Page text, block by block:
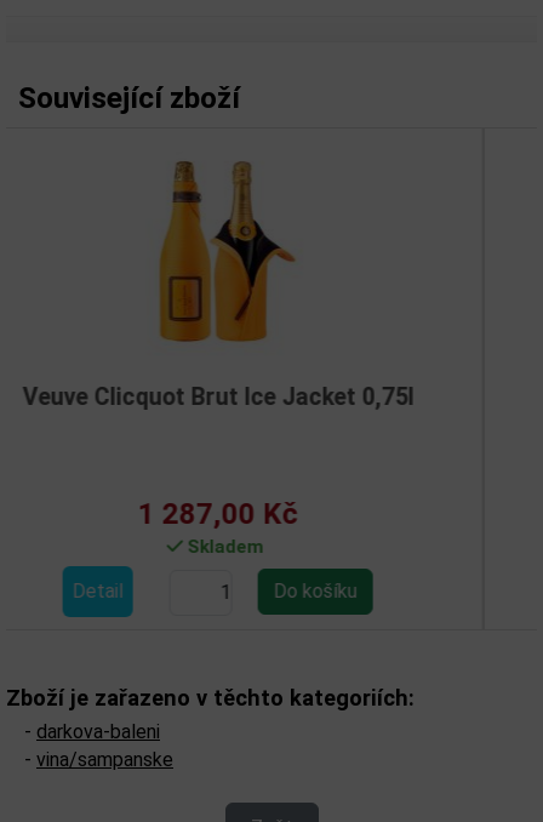
Související zboží
Jacket 0,75l Veuve
Zboží je zařazeno v těchto kategoriích:
- darkova-baleni
- vina/sampanske